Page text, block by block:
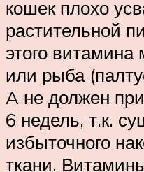
кошек плохо
растительной
этого
или рыба
A не должен
6 недель, т.к.
избыточного
ткани.